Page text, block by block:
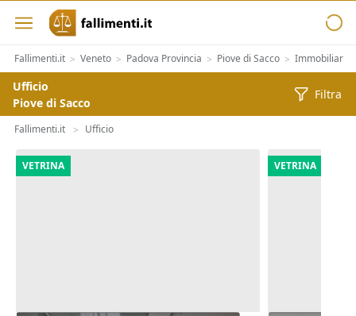
Fallimenti.it > Veneto > Padova Provincia > Piove di Sacco > Immobiliari
Ufficio
Piove di Sacco
Filtra
Fallimenti.it > Ufficio
VETRINA VETRINA